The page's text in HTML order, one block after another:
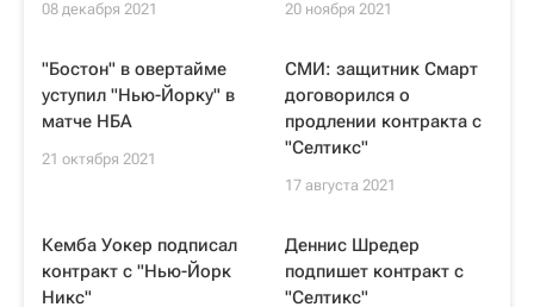
08 декабря 2021 20 ноября 2021
"Бостон" в овертайме
уступил "Нью-Йорку" в
матче НБА
21 октября 2021
СМИ: защитник Смарт
договорился о
продлении контракта с
"Селтикс"
17 августа 2021
Кемба Уокер подписал
контракт с "Нью-Йорк
Никс"
Деннис Шредер
подпишет контракт с
"Селтикс"